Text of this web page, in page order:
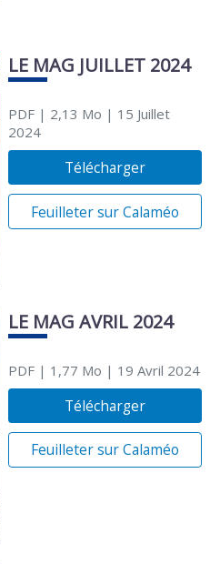
LE MAG JUILLET 2024
PDF| 2,13 Mo | 15 Juillet
2024
Télécharger
Feuilleter sur Calaméo
LE MAG AVRIL 2024
PDF| 1,77 Mo | 19 Avril 2024
Télécharger
Feuilleter sur Calaméo